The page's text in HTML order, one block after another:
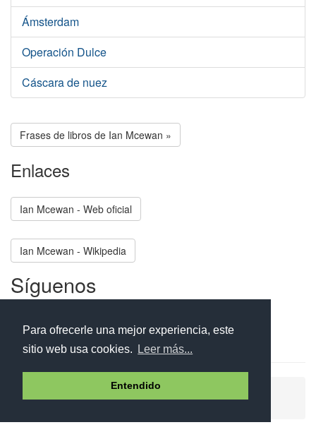
Para ofrecerle una mejor experiencia, este
sitio web usa cookies.
Leer más...
Entendido
Ámsterdam
Operación Dulce
Cáscara de nuez
Frases de libros de Ian Mcewan »
Enlaces
Ian Mcewan - Web oficial
Ian Mcewan - Wikipedia
Síguenos
Aviso legal